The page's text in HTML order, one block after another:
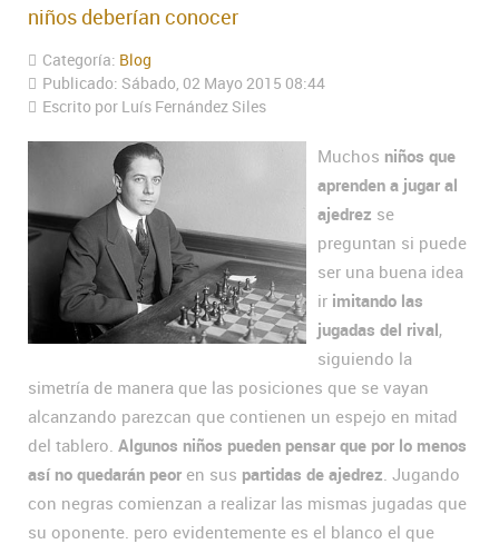
niños deberían conocer
Categoría: Blog
Publicado: Sábado, 02 Mayo 2015 08:44
Escrito por Luís Fernández Siles
Muchos niños que
aprenden a jugar al
ajedrez se
preguntan si puede
ser una buena idea
ir imitando las
jugadas del rival,
siguiendo la
simetría de manera que las posiciones que se vayan
alcanzando parezcan que contienen un espejo en mitad
del tablero. Algunos niños pueden pensar que por lo menos
así no quedarán peor en sus partidas de ajedrez . Jugando
con negras comienzan a realizar las mismas jugadas que
su oponente. pero evidentemente es el blanco el que